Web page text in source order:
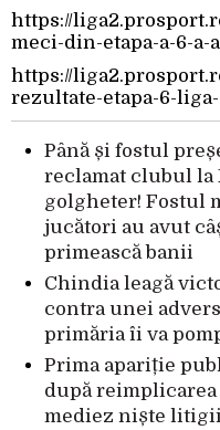
https://
meci-din-etapa-a-6-a-
https://
rezultate-etapa-6-liga-
Până și fostul
reclamat clubul la
golgheter! Fostul
jucători au avut
primească banii
Chindia leagă
contra unei
primăria îi va
Prima apariție
după reimplicarea
mediez niște